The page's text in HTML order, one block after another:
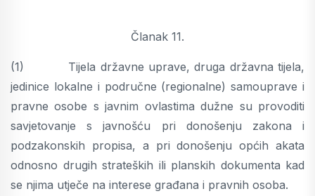
Članak 11.
(1) Tijela državne uprave, druga državna tijela,
jedinice lokalne i područne (regionalne) samouprave i
pravne osobe s javnim ovlastima dužne su provoditi
savjetovanje s javnošću pri donošenju zakona i
podzakonskih propisa, a pri donošenju općih akata
odnosno drugih strateških ili planskih dokumenta kad
se njima utječe na interese građana i pravnih osoba.